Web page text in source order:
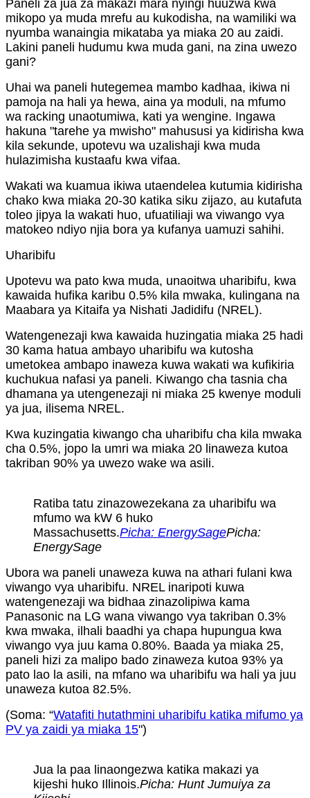
Paneli za jua za makazi mara nyingi huuzwa kwa
mikopo ya muda mrefu au kukodisha, na wamiliki wa
nyumba wanaingia mikataba ya miaka 20 au zaidi.
Lakini paneli hudumu kwa muda gani, na zina uwezo
gani?
Uhai wa paneli hutegemea mambo kadhaa, ikiwa ni
pamoja na hali ya hewa, aina ya moduli, na mfumo
wa racking unaotumiwa, kati ya wengine. Ingawa
hakuna "tarehe ya mwisho" mahususi ya kidirisha kwa
kila sekunde, upotevu wa uzalishaji kwa muda
hulazimisha kustaafu kwa vifaa.
Wakati wa kuamua ikiwa utaendelea kutumia kidirisha
chako kwa miaka 20-30 katika siku zijazo, au kutafuta
toleo jipya la wakati huo, ufuatiliaji wa viwango vya
matokeo ndiyo njia bora ya kufanya uamuzi sahihi.
Uharibifu
Upotevu wa pato kwa muda, unaoitwa uharibifu, kwa
kawaida hufika karibu 0.5% kila mwaka, kulingana na
Maabara ya Kitaifa ya Nishati Jadidifu (NREL).
Watengenezaji kwa kawaida huzingatia miaka 25 hadi
30 kama hatua ambayo uharibifu wa kutosha
umetokea ambapo inaweza kuwa wakati wa kufikiria
kuchukua nafasi ya paneli. Kiwango cha tasnia cha
dhamana ya utengenezaji ni miaka 25 kwenye moduli
ya jua, ilisema NREL.
Kwa kuzingatia kiwango cha uharibifu cha kila mwaka
cha 0.5%, jopo la umri wa miaka 20 linaweza kutoa
takriban 90% ya uwezo wake wa asili.
Ratiba tatu zinazowezekana za uharibifu wa
mfumo wa kW 6 huko
Massachusetts.Picha: EnergySagePicha:
EnergySage
Ubora wa paneli unaweza kuwa na athari fulani kwa
viwango vya uharibifu. NREL inaripoti kuwa
watengenezaji wa bidhaa zinazolipiwa kama
Panasonic na LG wana viwango vya takriban 0.3%
kwa mwaka, ilhali baadhi ya chapa hupungua kwa
viwango vya juu kama 0.80%. Baada ya miaka 25,
paneli hizi za malipo bado zinaweza kutoa 93% ya
pato lao la asili, na mfano wa uharibifu wa hali ya juu
unaweza kutoa 82.5%.
(Soma: “Watafiti hutathmini uharibifu katika mifumo ya
PV ya zaidi ya miaka 15")
Jua la paa linaongezwa katika makazi ya
kijeshi huko Illinois.Picha: Hunt Jumuiya za